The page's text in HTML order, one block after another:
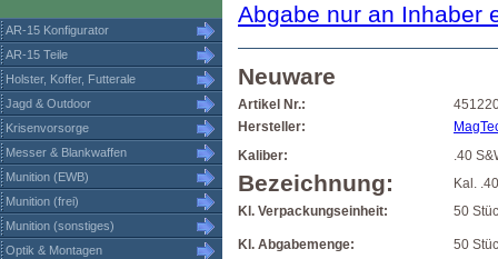
AR-15 Konfigurator
AR-15 Teile
Holster, Koffer, Futterale
Jagd & Outdoor
Krisenvorsorge
Messer & Blankwaffen
Munition (EWB)
Munition (frei)
Munition (sonstiges)
Optik & Montagen
Abgabe nur an Inhaber
Neuware
Artikel Nr.:
Hersteller:
Kaliber:
.40
Bezeichnung:
Kal.
Kl. Verpackungseinheit:
50
Kl. Abgabemenge: 50